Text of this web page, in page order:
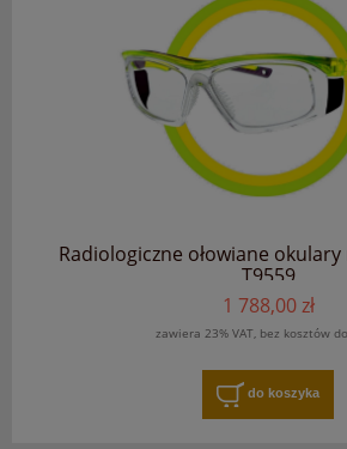
Radiologiczne ołowiane okulary
T9559
1 788,00 zł
zawiera 23% VAT, bez kosztów
do koszyka